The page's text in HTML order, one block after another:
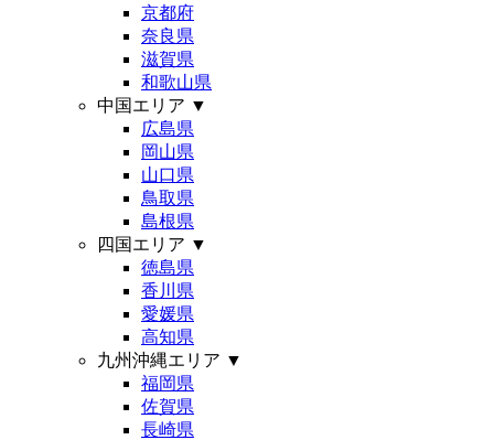
京都府
奈良県
滋賀県
和歌山県
中国エリア ▼
広島県
岡山県
山口県
鳥取県
島根県
四国エリア ▼
徳島県
香川県
愛媛県
高知県
九州沖縄エリア ▼
福岡県
佐賀県
長崎県